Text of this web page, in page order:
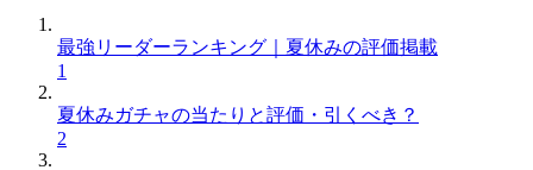
最強リーダーランキング｜夏休みの評価掲載
1
夏休みガチャの当たりと評価・引くべき？
2